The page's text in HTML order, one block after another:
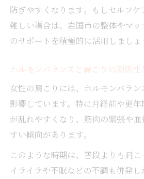
防ぎやすくなります。もしセルフ
難しい場合は、岩国市の整体やマ
のサポートを積極的に活用しましょ
ホルモンバランスと肩こりの関係性
女性の肩こりには、ホルモンバラン
影響しています。特に月経前や更
が乱れやすくなり、筋肉の緊張や
すい傾向があります。
このような時期は、普段よりも肩こ
イライラや不眠などの不調も併発